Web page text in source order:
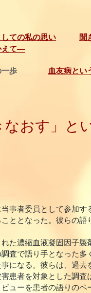
ての私の思い 聞
えて―
の一歩 血友病とい
おす」と
事者委員として参加す
ととなった。彼らの
た濃縮血液凝固因子製
査で語り手となった
になる。彼らは、過去
患者を対象とした調査
ューを患者の語りの